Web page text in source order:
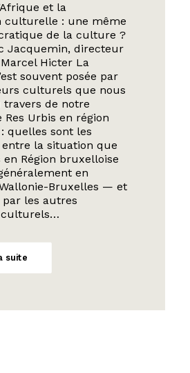
et la
culturelle : une même
de la culture ?
Jacquemin, directeur
Hicter La
souvent posée par
culturels que nous
de notre
Urbis en région
quelles sont les
la situation que
en Région bruxelloise
en
Bruxelles — et
les autres
culturels…
suite